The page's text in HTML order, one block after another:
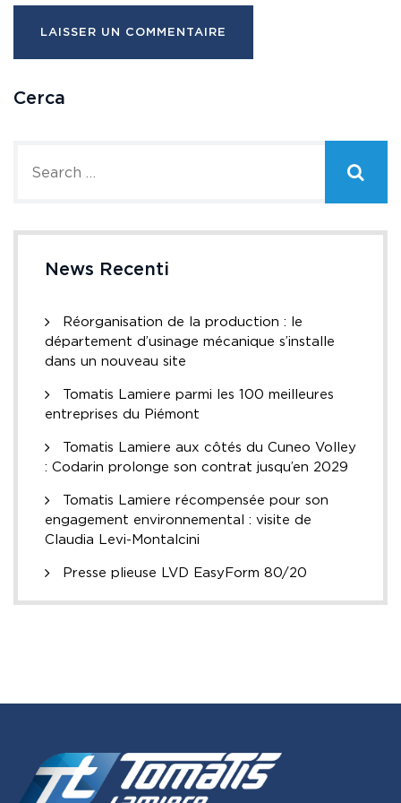
Cerca
News Recenti
Réorganisation de la production : le
département d’usinage mécanique s’installe
dans un nouveau site
Tomatis Lamiere parmi les 100 meilleures
entreprises du Piémont
Tomatis Lamiere aux côtés du Cuneo Volley
: Codarin prolonge son contrat jusqu’en 2029
Tomatis Lamiere récompensée pour son
engagement environnemental : visite de
Claudia Levi-Montalcini
Presse plieuse LVD EasyForm 80/20